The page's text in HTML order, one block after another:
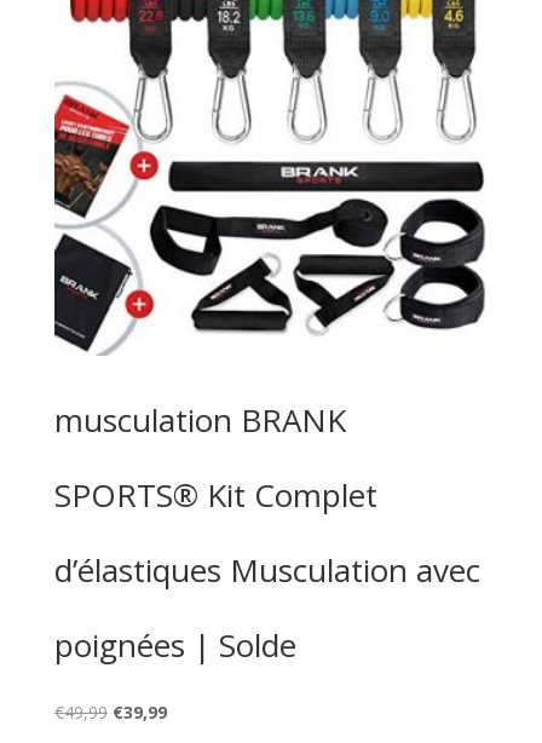
musculation BRANK
SPORTS® Kit Complet
d’élastiques Musculation avec
poignées | Solde
€49,99 Le
€39,99Le